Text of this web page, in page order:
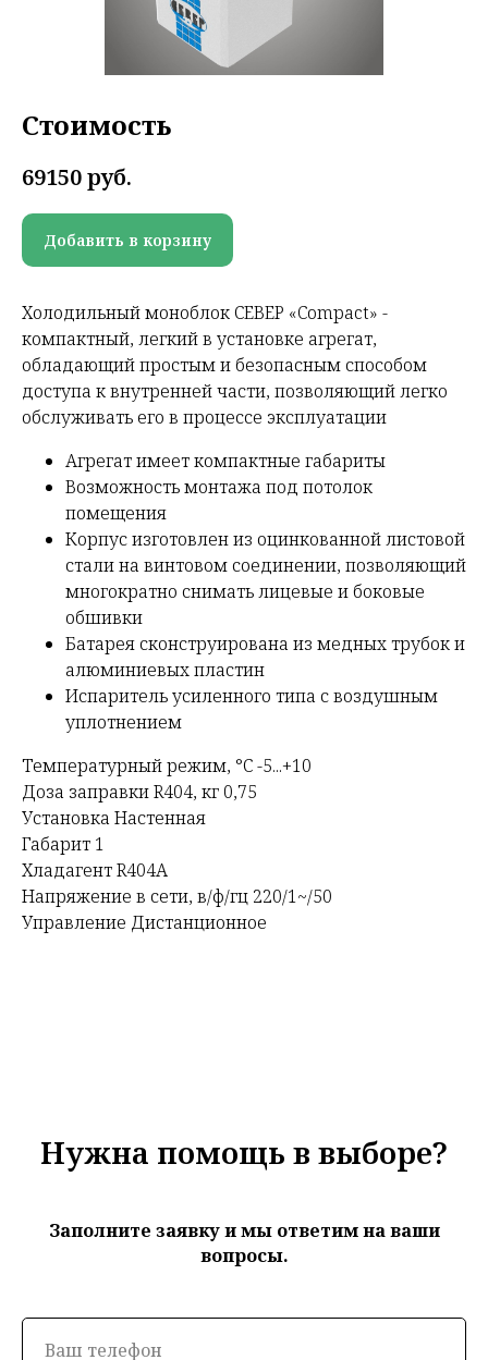
Стоимость
69150руб.
Добавить в корзину
Холодильный моноблок СЕВЕР «Compact» -
компактный, легкий в установке агрегат,
обладающий простым и безопасным способом
доступа к внутренней части, позволяющий легко
обслуживать его в процессе эксплуатации
Агрегат имеет компактные габариты
Возможность монтажа под потолок
помещения
Корпус изготовлен из оцинкованной листовой
стали на винтовом соединении, позволяющий
многократно снимать лицевые и боковые
обшивки
Батарея сконструирована из медных трубок и
алюминиевых пластин
Испаритель усиленного типа с воздушным
уплотнением
Температурный режим, °С -5...+10
Доза заправки R404, кг 0,75
Установка Настенная
Габарит 1
Хладагент R404А
Напряжение в сети, в/ф/гц 220/1~/50
Управление Дистанционное
Нужна помощь в выборе?
Заполните заявку и мы ответим на ваши
вопросы.